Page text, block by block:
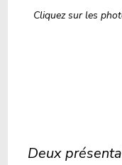
Cliquez sur les
Deux